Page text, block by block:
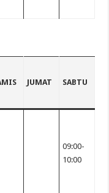
JUMAT SABTU
09:00-
10:00